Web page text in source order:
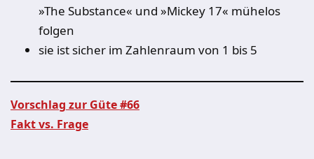
»The Substance« und »Mickey 17« mühelos
folgen
sie ist sicher im Zahlenraum von 1 bis 5
Vorschlag zur Güte #66
Fakt vs. Frage